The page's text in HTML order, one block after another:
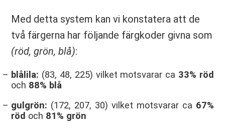
Med detta system kan vi konstatera att de
två färgerna har följande färgkoder givna som
(röd, grön, blå):
blålila: (83, 48, 225) vilket motsvarar ca 33% röd
och 88% blå
gulgrön: (172, 207, 30) vilket motsvarar ca 67%
röd och 81% grön